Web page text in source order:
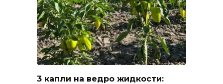
3 капли на ведро жидкости: